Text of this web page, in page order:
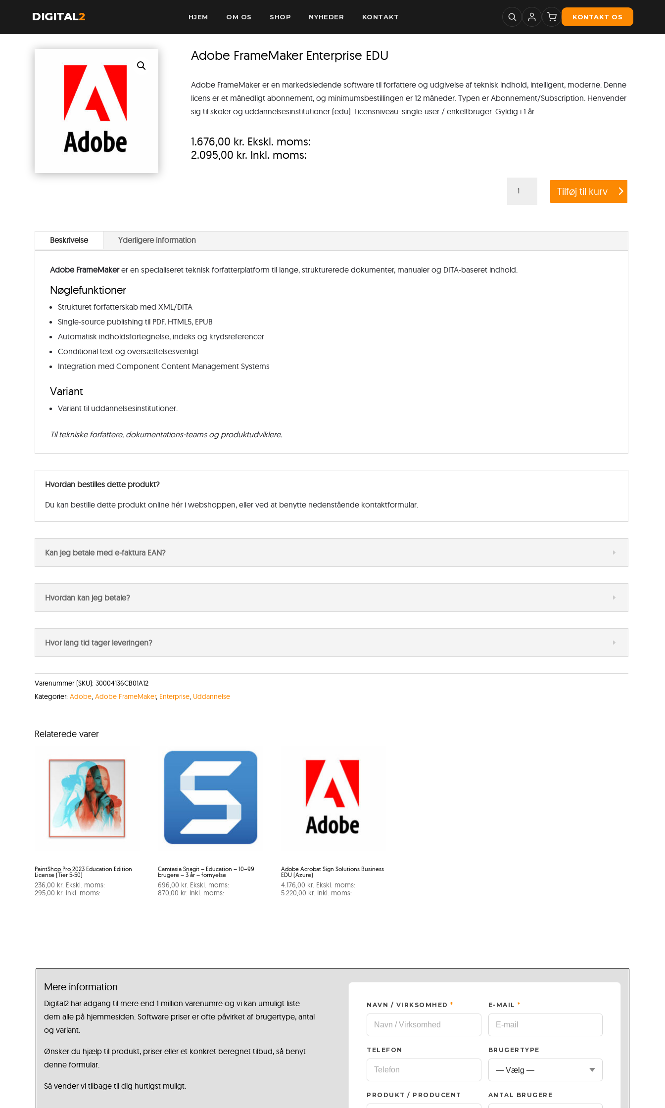
DIGITAL2 HJEM OM OS SHOP NYHEDER KONTAKT KONTAKT OS
Adobe FrameMaker Enterprise EDU
Adobe FrameMaker er en markedsledende software til forfattere og udgivelse af teknisk indhold, intelligent, moderne. Denne
licens er et månedligt abonnement, og minimumsbestillingen er 12 måneder. Typen er Abonnement/Subscription. Henvender
sig til skoler og uddannelsesinstitutioner (edu). Licensniveau: single-user / enkeltbruger. Gyldig i 1 år
1.676,00 kr. Ekskl. moms:
2.095,00 kr. Inkl. moms:
Tilføj til kurv
Beskrivelse Yderligere information
Adobe FrameMakerer en specialiseret teknisk forfatterplatform til lange, strukturerede dokumenter, manualer og DITA-baseret indhold.
Nøglefunktioner
Strukturet forfatterskab med XML/DITA
Single-source publishing til PDF, HTML5, EPUB
Automatisk indholdsfortegnelse, indeks og krydsreferencer
Conditional text og oversættelsesvenligt
Integration med Component Content Management Systems
Variant
Variant til uddannelsesinstitutioner.
Til tekniske forfattere, dokumentations-teams og produktudviklere.
Hvordan bestilles dette produkt?
Du kan bestille dette produkt online hér i webshoppen, eller ved at benytte nedenstående kontaktformular.
Kan jeg betale med e-faktura EAN?
Hvordan kan jeg betale?
Hvor lang tid tager leveringen?
Varenummer (SKU): 30004136CB01A12
Kategorier: Adobe, Adobe FrameMaker, Enterprise, Uddannelse
Relaterede varer
PaintShop Pro 2023 Education Edition
License (Tier 5-50)
236,00 kr. Ekskl. moms:
295,00 kr. Inkl. moms:
Camtasia Snagit – Education – 10–99
brugere – 3 år – fornyelse
696,00 kr. Ekskl. moms:
870,00 kr. Inkl. moms:
Adobe Acrobat Sign Solutions Business
EDU (Azure)
4.176,00 kr. Ekskl. moms:
5.220,00 kr. Inkl. moms:
Mere information
Digital2 har adgang til mere end 1 million varenumre og vi kan umuligt liste
dem alle på hjemmesiden. Software priser er ofte påvirket af brugertype, antal
og variant.
Ønsker du hjælp til produkt, priser eller et konkret beregnet tilbud, så benyt
denne formular.
Så vender vi tilbage til dig hurtigst muligt.
NAVN / VIRKSOMHED* E-MAIL *
TELEFON BRUGERTYPE
PRODUKT / PRODUCENT ANTAL BRUGERE